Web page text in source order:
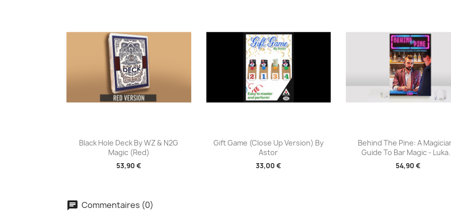
Aperçu rapide
Black Hole Deck By WZ & N2G
Magic (Red)
53,90 €
Aperçu rapide
Gift Game (Close Up Version) By
Astor
33,00 €
Aperçu rapide
Behind The Pine: A
Guide To Bar Magic -
54,90 €
Commentaires (0)